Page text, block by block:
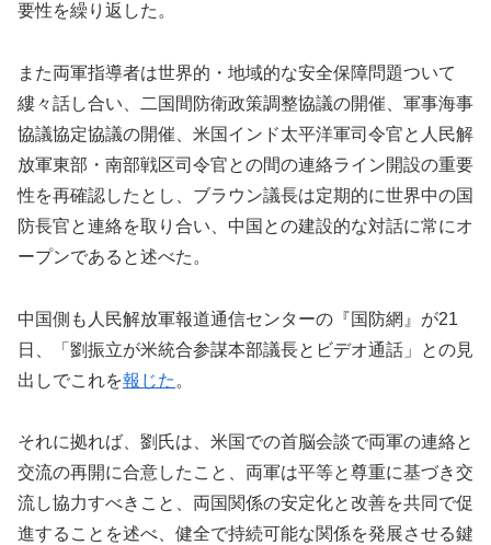
要性を繰り返した。
また両軍指導者は世界的・地域的な安全保障問題ついて
縷々話し合い、二国間防衛政策調整協議の開催、軍事海事
協議協定協議の開催、米国インド太平洋軍司令官と人民解
放軍東部・南部戦区司令官との間の連絡ライン開設の重要
性を再確認したとし、ブラウン議長は定期的に世界中の国
防長官と連絡を取り合い、中国との建設的な対話に常にオ
ープンであると述べた。
中国側も人民解放軍報道通信センターの『国防網』が21
日、「劉振立が米統合参謀本部議長とビデオ通話」との見
出しでこれを報じた 。
それに拠れば、劉氏は、米国での首脳会談で両軍の連絡と
交流の再開に合意したこと、両軍は平等と尊重に基づき交
流し協力すべきこと、両国関係の安定化と改善を共同で促
進することを述べ、健全で持続可能な関係を発展させる鍵